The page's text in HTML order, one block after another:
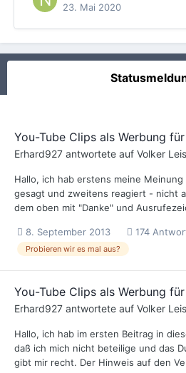
23. Mai 2020
You-Tube Clips als Werbung
Erhard927 antwortete auf Volker
Hallo, ich hab erstens meine
gesagt und zweitens reagiert - nicht
dem oben mit "Danke" und
8. September 2013 174
Probieren wir es mal aus?
You-Tube Clips als Werbung
Erhard927 antwortete auf Volker
Hallo, ich hab im ersten Beitrag in
daß ich mich nicht beteilige und das
gibt mir recht. Der Hinweis auf den